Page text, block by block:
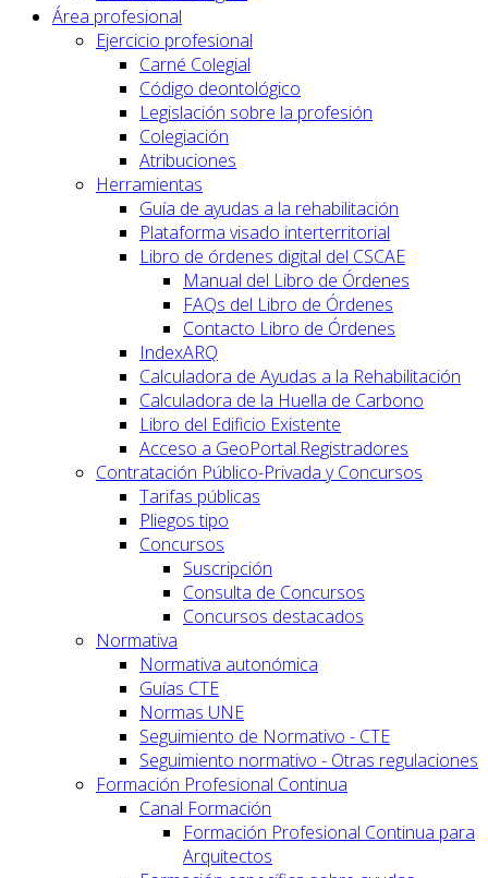
Área profesional
Ejercicio profesional
Carné Colegial
Código deontológico
Legislación sobre la profesión
Colegiación
Atribuciones
Herramientas
Guía de ayudas a la rehabilitación
Plataforma visado interterritorial
Libro de órdenes digital del CSCAE
Manual del Libro de Órdenes
FAQs del Libro de Órdenes
Contacto Libro de Órdenes
IndexARQ
Calculadora de Ayudas a la Rehabilitación
Calculadora de la Huella de Carbono
Libro del Edificio Existente
Acceso a GeoPortal.Registradores
Contratación Público-Privada y Concursos
Tarifas públicas
Pliegos tipo
Concursos
Suscripción
Consulta de Concursos
Concursos destacados
Normativa
Normativa autonómica
Guías CTE
Normas UNE
Seguimiento de Normativo - CTE
Seguimiento normativo - Otras regulaciones
Formación Profesional Continua
Canal Formación
Formación Profesional Continua para
Arquitectos